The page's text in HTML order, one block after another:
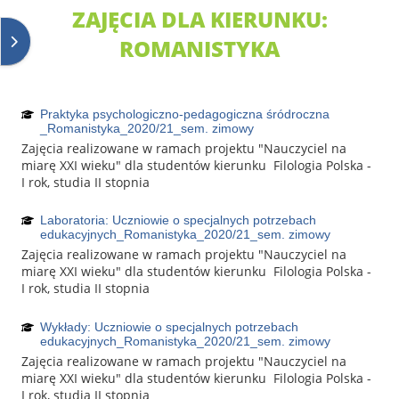
Otvoriť panel bloku
ZAJĘCIA DLA KIERUNKU:
ROMANISTYKA
Praktyka psychologiczno-pedagogiczna śródroczna
_Romanistyka_2020/21_sem. zimowy
Zajęcia realizowane w ramach projektu "Nauczyciel na
miarę XXI wieku" dla studentów kierunku Filologia Polska -
I rok, studia II stopnia
Laboratoria: Uczniowie o specjalnych potrzebach
edukacyjnych_Romanistyka_2020/21_sem. zimowy
Zajęcia realizowane w ramach projektu "Nauczyciel na
miarę XXI wieku" dla studentów kierunku Filologia Polska -
I rok, studia II stopnia
Wykłady: Uczniowie o specjalnych potrzebach
edukacyjnych_Romanistyka_2020/21_sem. zimowy
Zajęcia realizowane w ramach projektu "Nauczyciel na
miarę XXI wieku" dla studentów kierunku Filologia Polska -
I rok, studia II stopnia